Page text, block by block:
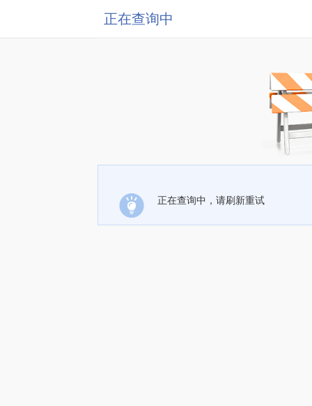
正在查询中
正在查询中，请刷新重试